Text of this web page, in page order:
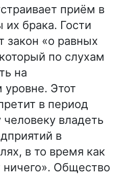
приём в
брака. Гости
закон «о равных
по слухам
на
уровне. Этот
в период
владеть
в
в то время как
Общество